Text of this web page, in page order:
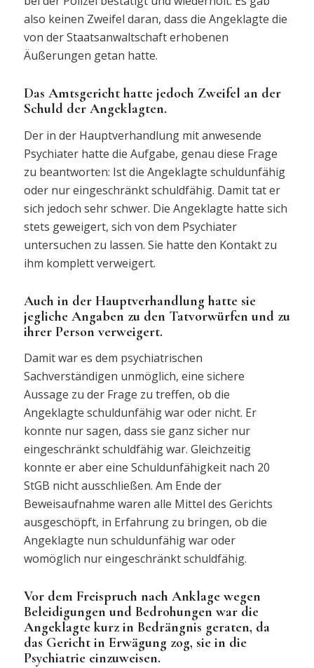
also keinen Zweifel daran, dass die Angeklagte die
von der Staatsanwaltschaft erhobenen
Äußerungen getan hatte.
Das Amtsgericht hatte jedoch Zweifel an der
Schuld der Angeklagten.
Der in der Hauptverhandlung mit anwesende
Psychiater hatte die Aufgabe, genau diese Frage
zu beantworten: Ist die Angeklagte schuldunfähig
oder nur eingeschränkt schuldfähig. Damit tat er
sich jedoch sehr schwer. Die Angeklagte hatte sich
stets geweigert, sich von dem Psychiater
untersuchen zu lassen. Sie hatte den Kontakt zu
ihm komplett verweigert.
Auch in der Hauptverhandlung hatte sie
jegliche Angaben zu den Tatvorwürfen und zu
ihrer Person verweigert.
Damit war es dem psychiatrischen
Sachverständigen unmöglich, eine sichere
Aussage zu der Frage zu treffen, ob die
Angeklagte schuldunfähig war oder nicht. Er
konnte nur sagen, dass sie ganz sicher nur
eingeschränkt schuldfähig war. Gleichzeitig
konnte er aber eine Schuldunfähigkeit nach 20
StGB nicht ausschließen. Am Ende der
Beweisaufnahme waren alle Mittel des Gerichts
ausgeschöpft, in Erfahrung zu bringen, ob die
Angeklagte nun schuldunfähig war oder
womöglich nur eingeschränkt schuldfähig.
Vor dem Freispruch nach Anklage wegen
Beleidigungen und Bedrohungen war die
Angeklagte kurz in Bedrängnis geraten, da
das Gericht in Erwägung zog, sie in die
Psychiatrie einzuweisen.